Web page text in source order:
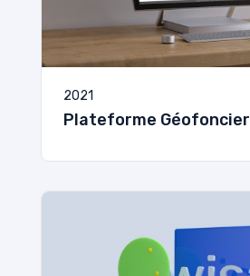
2021
Plateforme Géofoncier